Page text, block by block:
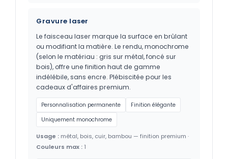
Gravure laser
Le faisceau laser marque la surface en brûlant
ou modifiant la matière. Le rendu, monochrome
(selon le matériau : gris sur métal, foncé sur
bois), offre une finition haut de gamme
indélébile, sans encre. Plébiscitée pour les
cadeaux d'affaires premium.
Personnalisation permanente
Finition élégante
Uniquement monochrome
Usage : métal, bois, cuir, bambou — finition premium ·
Couleurs max : 1